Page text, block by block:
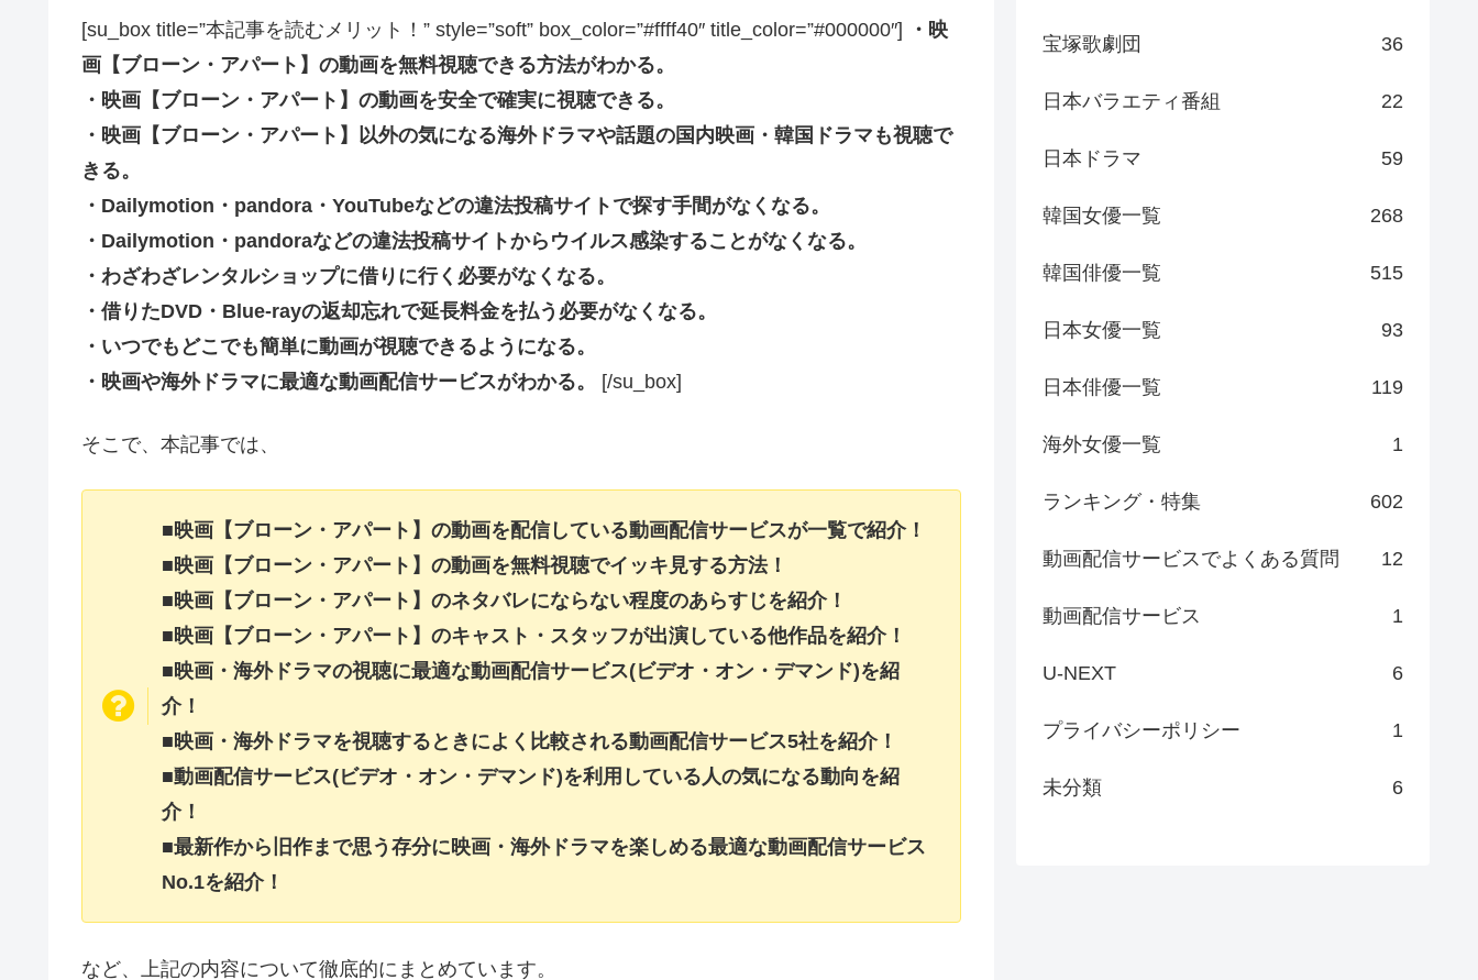
[su_box title=”本記事を読むメリット！” style=”soft” box_color=”#ffff40″ title_color=”#000000″]
・映
画【ブローン・アパート】の動画を無料視聴できる方法がわかる。
・映画【ブローン・アパート】の動画を安全で確実に視聴できる。
・映画【ブローン・アパート】以外の気になる海外ドラマや話題の国内映画・韓国ドラマも視聴で
きる。
・Dailymotion・pandora・YouTubeなどの違法投稿サイトで探す手間がなくなる。
・Dailymotion・pandoraなどの違法投稿サイトからウイルス感染することがなくなる。
・わざわざレンタルショップに借りに行く必要がなくなる。
・借りたDVD・Blue-rayの返却忘れで延長料金を払う必要がなくなる。
・いつでもどこでも簡単に動画が視聴できるようになる。
・映画や海外ドラマに最適な動画配信サービスがわかる。
[/su_box]
そこで、本記事では、
■映画【ブローン・アパート】の動画を配信している動画配信サービスが一覧で紹介！
■映画【ブローン・アパート】の動画を無料視聴でイッキ見する方法！
■映画【ブローン・アパート】のネタバレにならない程度のあらすじを紹介！
■映画【ブローン・アパート】のキャスト・スタッフが出演している他作品を紹介！
■映画・海外ドラマの視聴に最適な動画配信サービス(ビデオ・オン・デマンド)を紹
介！
■映画・海外ドラマを視聴するときによく比較される動画配信サービス5社を紹介！
■動画配信サービス(ビデオ・オン・デマンド)を利用している人の気になる動向を紹
介！
■最新作から旧作まで思う存分に映画・海外ドラマを楽しめる最適な動画配信サービス
No.1を紹介！
など、上記の内容について徹底的にまとめています。
宝塚歌劇団 36
日本バラエティ番組 22
日本ドラマ 59
韓国女優一覧 268
韓国俳優一覧 515
日本女優一覧 93
日本俳優一覧 119
海外女優一覧 1
ランキング・特集 602
動画配信サービスでよくある質問 12
動画配信サービス 1
U-NEXT 6
プライバシーポリシー 1
未分類 6